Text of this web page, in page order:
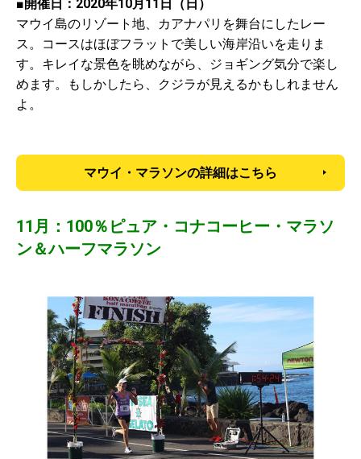
■開催日：2020年10月11日（日）
マウイ島のリゾート地、カアナパリを舞台にしたレー
ス。コースはほぼフラットで美しい海岸沿いを走りま
す。キレイな景色を眺めながら、ジョギング気分で楽し
めます。もしかしたら、クジラが見えるかもしれません
よ。
マウイ・マラソンの詳細はこちら
11月：100％ピュア・コナコーヒー・マラソ
ン＆ハーフマラソン